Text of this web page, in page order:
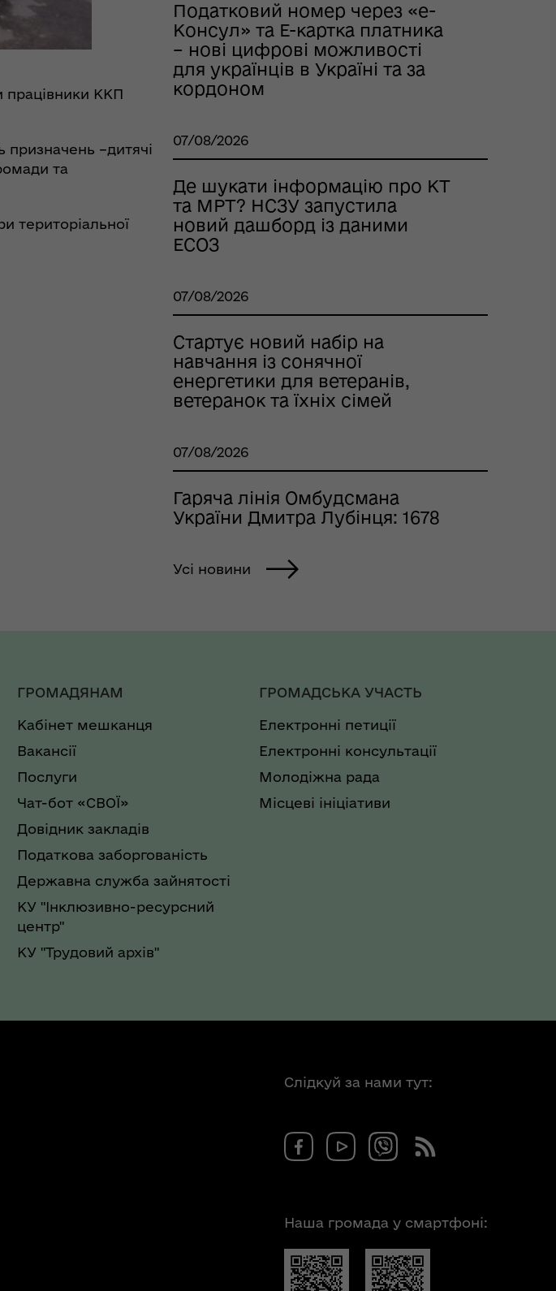
працівники ККП
призначень –дитячі
та
територіальної
Податковий номер через «е-
Консул» та Е-картка платника
– нові цифрові можливості
для українців в Україні та за
кордоном
07/08/2026
Де шукати інформацію про КТ
та МРТ? НСЗУ запустила
новий дашборд із даними
ЕСОЗ
07/08/2026
Стартує новий набір на
навчання із сонячної
енергетики для ветеранів,
ветеранок та їхніх сімей
07/08/2026
Гаряча лінія Омбудсмана
України Дмитра Лубінця: 1678
Усі новини
ГРОМАДЯНАМ
Кабінет мешканця
Вакансії
Послуги
Чат-бот «СВОЇ»
Довідник закладів
Податкова заборгованість
Державна служба зайнятості
КУ "Інклюзивно-ресурсний
центр"
КУ "Трудовий архів"
ГРОМАДСЬКА УЧАСТЬ
Електронні петиції
Електронні консультації
Молодіжна рада
Місцеві ініціативи
Слідкуй за нами тут:
Наша громада у смартфоні: